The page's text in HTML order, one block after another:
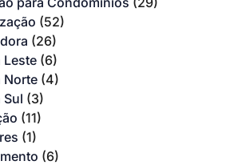
(52)
(26)
Leste (6)
Norte (4)
Sul (3)
(11)
(1)
(6)